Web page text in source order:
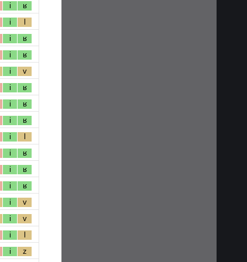
i ʁ
i l
i ʁ
i ʁ
i v
i ʁ
i ʁ
i ʁ
i l
i ʁ
i ʁ
i ʁ
i v
i v
i l
i z